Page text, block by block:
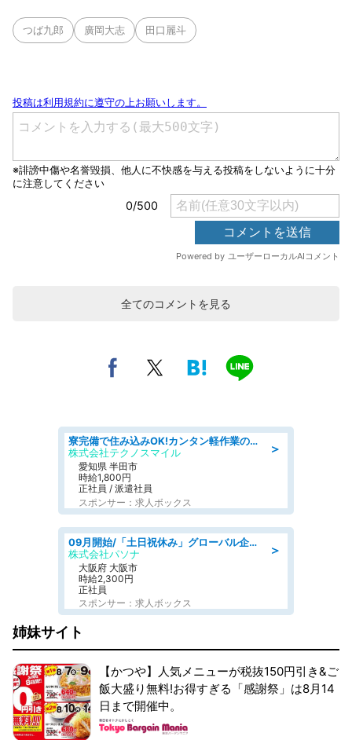
つば九郎 廣岡大志 田口麗斗
全てのコメントを見る
＞
寮完備で住み込みOK!カンタン軽作業のお仕事 denso aichi
株式会社テクノスマイル
愛知県 半田市
時給1,800円
正社員 / 派遣社員
スポンサー：求人ボックス
＞
09月開始/「土日祝休み」グローバル企業での産業保健のお仕事/保健師/高時給/残業なし/服装自由
株式会社パソナ
大阪府 大阪市
時給2,300円
正社員
スポンサー：求人ボックス
姉妹サイト
【かつや】人気メニューが税抜150円引き&ご
飯大盛り無料!お得すぎる「感謝祭」は8月14
日まで開催中。